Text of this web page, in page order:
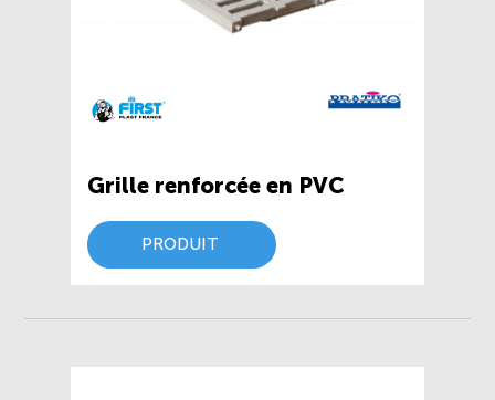
Grille renforcée en PVC
PRODUIT